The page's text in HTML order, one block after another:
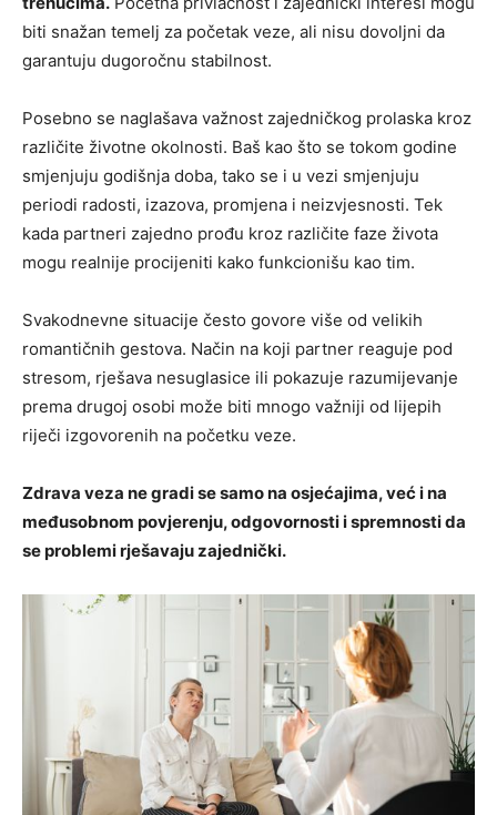
biti snažan temelj za početak veze, ali nisu dovoljni da
garantuju dugoročnu stabilnost.
Posebno se naglašava važnost zajedničkog prolaska kroz
različite životne okolnosti. Baš kao što se tokom godine
smjenjuju godišnja doba, tako se i u vezi smjenjuju
periodi radosti, izazova, promjena i neizvjesnosti. Tek
kada partneri zajedno prođu kroz različite faze života
mogu realnije procijeniti kako funkcionišu kao tim.
Svakodnevne situacije često govore više od velikih
romantičnih gestova. Način na koji partner reaguje pod
stresom, rješava nesuglasice ili pokazuje razumijevanje
prema drugoj osobi može biti mnogo važniji od lijepih
riječi izgovorenih na početku veze.
Zdrava veza ne gradi se samo na osjećajima, već i na
međusobnom povjerenju, odgovornosti i spremnosti da
se problemi rješavaju zajednički.